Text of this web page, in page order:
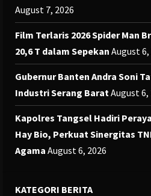
August 7, 2026
Film Terlaris 2026 Spider Man
20,6 T dalam Sepekan August 6,
Gubernur Banten Andra Soni
Industri Serang Barat August 6,
Kapolres Tangsel Hadiri
Hay Bio, Perkuat Sinergitas
Agama August 6, 2026
KATEGORI BERITA